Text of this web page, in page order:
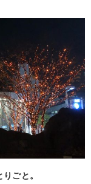
ごと。